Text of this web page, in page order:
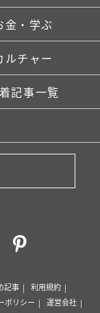
金・学ぶ
ルチャー
記事一覧
記事
利用規約
ポリシー
運営会社